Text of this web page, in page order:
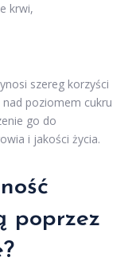
krwi,
szereg korzyści
poziomem cukru
go do
i jakości życia.
poprzez